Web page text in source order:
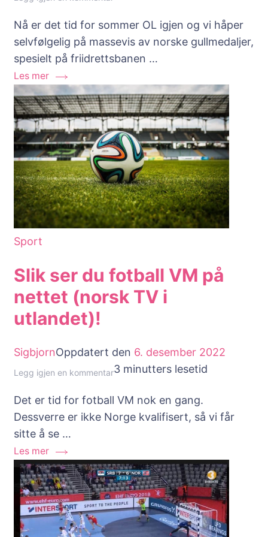
ser
du
sommer
på
nettet
uansett
hvor
du
er
i
verden!
Nå er det tid for sommer OL igjen og vi håper
selvfølgelig på massevis av norske gullmedaljer,
spesielt på friidrettsbanen …
Les mer
Sport
Slik ser du fotball VM på
nettet (norsk TV i
utlandet)!
SigbjornOppdatert den 6. desember 2022
Legg igjen en kommentartil
ser
du
på
nettet
(norsk
TV
3 minutters lesetid
Det er tid for fotball VM nok en gang.
Dessverre er ikke Norge kvalifisert, så vi får
sitte å se …
Les mer